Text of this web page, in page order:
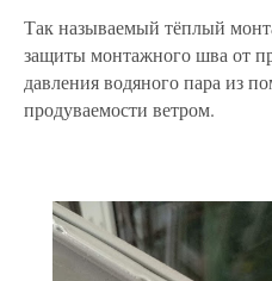
Так называемый тёплый
защиты монтажного шва от
давления водяного пара из
продуваемости ветром.